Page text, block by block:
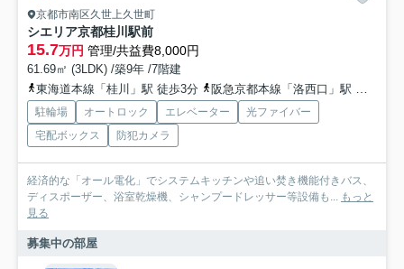
京都市南区久世上久世町
シエリア京都桂川駅前
15.7万円 管理/共益費8,000円
61.69㎡ (3LDK) /築9年 /7階建
東海道本線「桂川」駅 徒歩3分
阪急京都本線「洛西口」駅 徒歩12分
駐輪場 オートロック エレベーター
光ファイバー
宅配ボックス
防犯カメラ
経済的な「オール電化」でシステムキッチンや追い焚き機能付きバス、
ディスポーザー、浴室乾燥機、シャンプードレッサー等設備も... もっと
見る
募集中の部屋